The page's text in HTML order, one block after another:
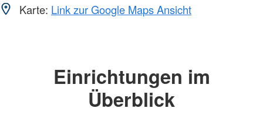
Karte: Link zur Google Maps Ansicht
Einrichtungen im
Überblick